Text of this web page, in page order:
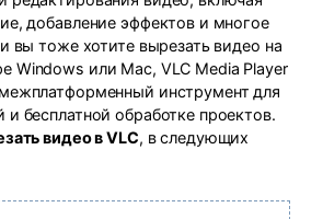
добавление эффектов и многое
вы тоже хотите вырезать видео на
Windows или Mac, VLC Media Player
инструмент для
бесплатной обработке проектов.
видео в VLC, в следующих